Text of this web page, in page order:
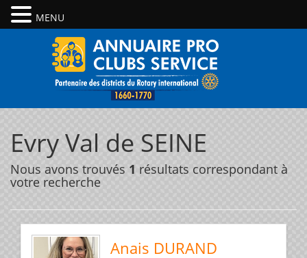
Evry Val de SEINE
Nous avons trouvés 1 résultats correspondant à
votre recherche
Anais DURAND
MENU